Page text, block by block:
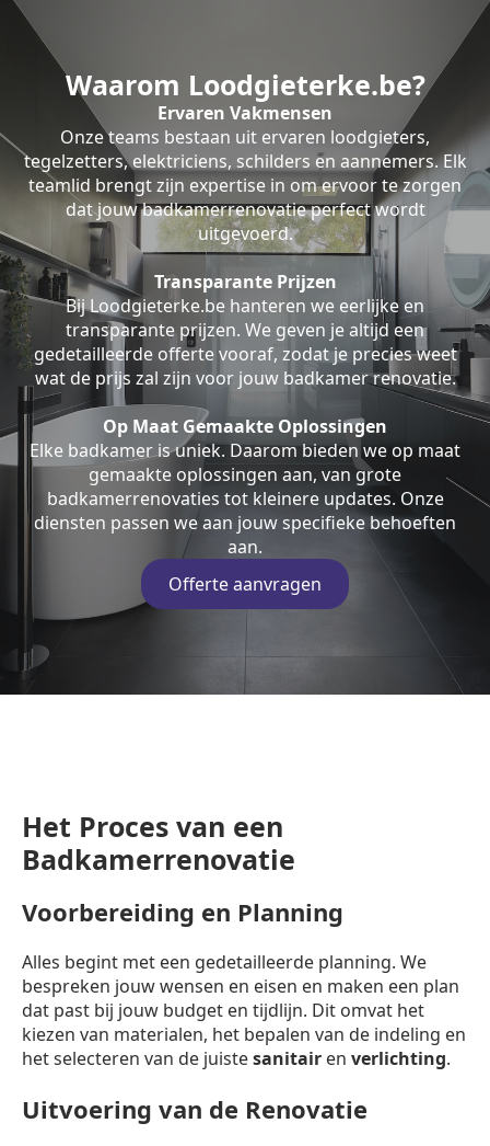
Waarom Loodgieterke.be?
Ervaren Vakmensen
Onze teams bestaan uit ervaren loodgieters,
tegelzetters, elektriciens, schilders en aannemers. Elk
teamlid brengt zijn expertise in om ervoor te zorgen
dat jouw badkamerrenovatie perfect wordt
uitgevoerd.
Transparante Prijzen
Bij Loodgieterke.be hanteren we eerlijke en
transparante prijzen. We geven je altijd een
gedetailleerde offerte vooraf, zodat je precies weet
wat de prijs zal zijn voor jouw badkamer renovatie.
Op Maat Gemaakte Oplossingen
Elke badkamer is uniek. Daarom bieden we op maat
gemaakte oplossingen aan, van grote
badkamerrenovaties tot kleinere updates. Onze
diensten passen we aan jouw specifieke behoeften
aan.
Offerte aanvragen
Het Proces van een
Badkamerrenovatie
Voorbereiding en Planning
Alles begint met een gedetailleerde planning. We
bespreken jouw wensen en eisen en maken een plan
dat past bij jouw budget en tijdlijn. Dit omvat het
kiezen van materialen, het bepalen van de indeling en
het selecteren van de juistesanitair en verlichting.
Uitvoering van de Renovatie